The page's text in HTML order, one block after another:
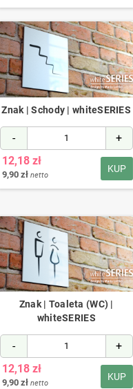
Znak | Schody | whiteSERIES
- +
KUP
12,18 zł
9,90 zł netto
Znak | Toaleta (WC) |
whiteSERIES
- +
KUP
12,18 zł
9,90 zł netto